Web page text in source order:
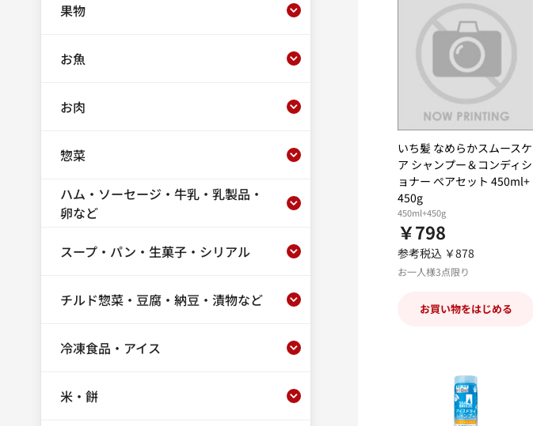
果物
お魚
お肉
惣菜
ハム・ソーセージ・牛乳・乳製品・
卵など
スープ・パン・生菓子・シリアル
チルド惣菜・豆腐・納豆・漬物など
冷凍食品・アイス
米・餅
いち髪 なめらかスムースケ
ア シャンプー＆コンディシ
ョナー ぺアセット 450ml+
450g
450ml+450g
￥798
参考税込 ￥878
お一人様3点限り
お買い物をはじめる